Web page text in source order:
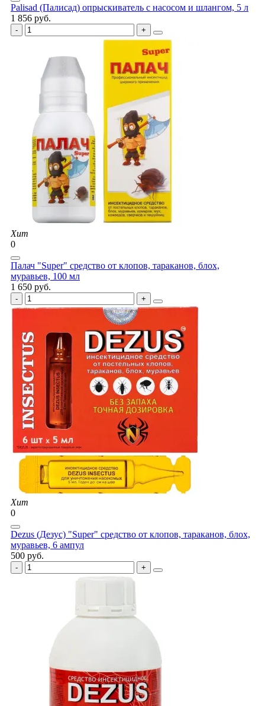
Palisad (Палисад) опрыскиватель с насосом и шлангом, 5 л
1 856 руб.
Хит
0
Палач "Super" средство от клопов, тараканов, блох,
муравьев, 100 мл
1 650 руб.
Хит
0
Dezus (Дезус) "Super" средство от клопов, тараканов, блох,
муравьев, 6 ампул
500 руб.